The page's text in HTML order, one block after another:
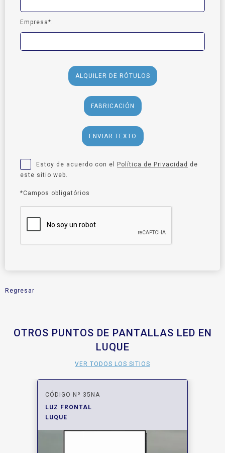
Empresa*:
ALQUILER DE RÓTULOS
FABRICACIÓN
ENVIAR TEXTO
Estoy de acuerdo con el Política de Privacidad de
este sitio web.
*Campos obligatórios
Regresar
OTROS PUNTOS DE PANTALLAS LED EN
LUQUE
VER TODOS LOS SITIOS
CÓDIGO Nº 35NA
LUZ FRONTAL
LUQUE